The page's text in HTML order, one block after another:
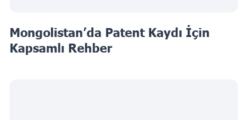
Mongolistan’da Patent Kaydı İçin
Kapsamlı Rehber